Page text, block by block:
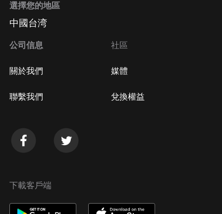
選擇您的地區
中國台湾
公司信息
關於我們
聯繫我們
社區
媒體
兌換權益
下載客戶端